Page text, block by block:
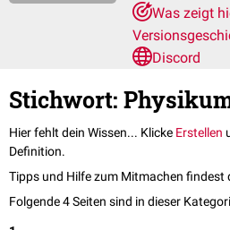
Was zeigt
Discord
Stichwort:
Hier fehlt dein Wissen... Klicke Erstellen
Definition.
Tipps und Hilfe zum Mitmachen findest
Folgende 4 Seiten sind in dieser